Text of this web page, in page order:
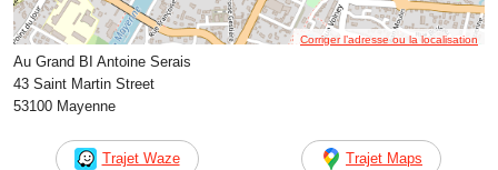
Corriger l’adresse ou la localisation
Au Grand BI Antoine Serais
43 Saint Martin Street
53100 Mayenne
Trajet Waze Trajet Maps